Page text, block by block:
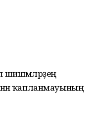
ҡапланмауының